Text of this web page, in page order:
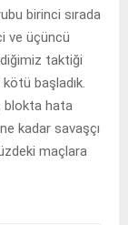
birinci sırada
ve üçüncü
taktiği
başladık.
blokta hata
kadar savaşçı
maçlara